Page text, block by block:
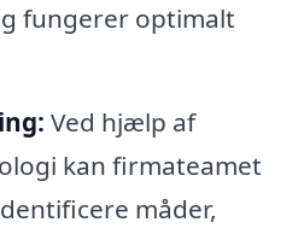
fungerer optimalt
Ved hjælp af
kan firmateamet
måder,